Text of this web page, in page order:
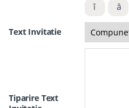
Text Invitatie
Tiparire Text